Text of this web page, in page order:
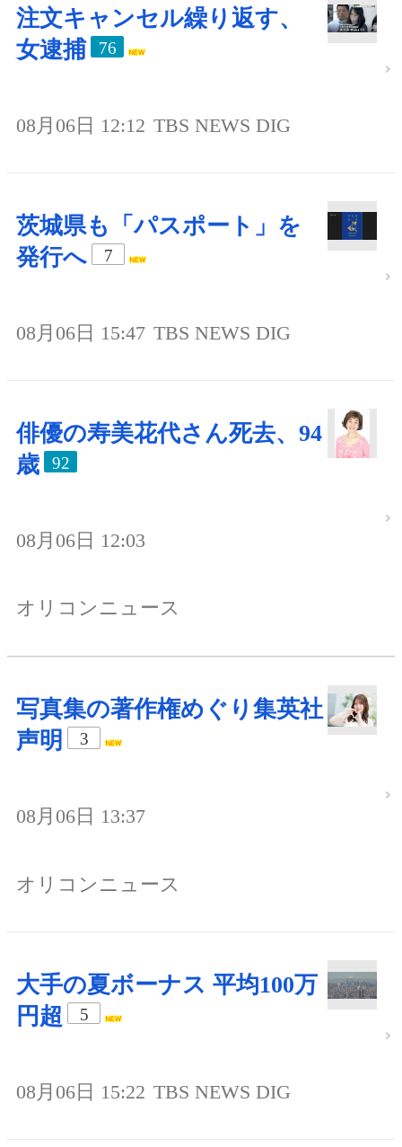
注文キャンセル繰り返す、
女逮捕
76
08月06日 12:12 TBS NEWS DIG
茨城県も「パスポート」を
発行へ
7
08月06日 15:47 TBS NEWS DIG
俳優の寿美花代さん死去、94
歳
92
08月06日 12:03
オリコンニュース
写真集の著作権めぐり集英社
声明
3
08月06日 13:37
オリコンニュース
大手の夏ボーナス 平均100万
円超
5
08月06日 15:22 TBS NEWS DIG